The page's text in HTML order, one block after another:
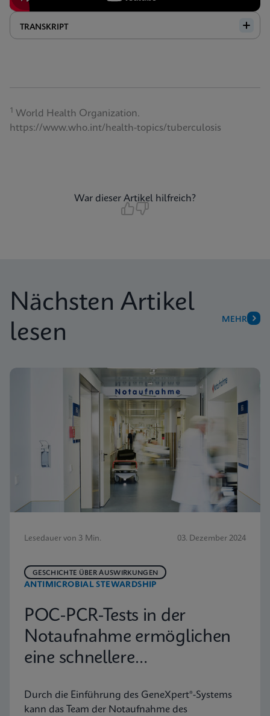
TRANSKRIPT
1 World Health Organization.
https://www.who.int/health-topics/tuberculosis
War dieser Artikel hilfreich?
Nächsten Artikel
lesen
MEHR
Lesedauer von 3 Min. 03. Dezember 2024
ANTIMICROBIAL STEWARDSHIP
GESCHICHTE ÜBER AUSWIRKUNGEN
POC-PCR-Tests in der
Notaufnahme ermöglichen
eine schnellere
Halle (Saale)
Durch die Einführung des GeneXpert®-Systems
kann das Team der Notaufnahme des